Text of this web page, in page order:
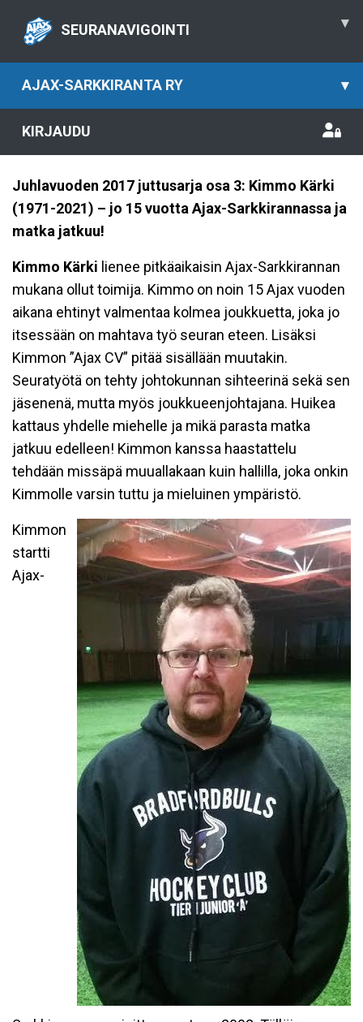
SEURANAVIGOINTI ▾
AJAX-SARKKIRANTA RY ▾
KIRJAUDU
Juhlavuoden 2017 juttusarja osa 3: Kimmo Kärki
(1971-2021) – jo 15 vuotta Ajax-Sarkkirannassa ja
matka jatkuu!
Kimmo Kärki lienee pitkäaikaisin Ajax-Sarkkirannan
mukana ollut toimija. Kimmo on noin 15 Ajax vuoden
aikana ehtinyt valmentaa kolmea joukkuetta, joka jo
itsessään on mahtava työ seuran eteen. Lisäksi
Kimmon ”Ajax CV” pitää sisällään muutakin.
Seuratyötä on tehty johtokunnan sihteerinä sekä sen
jäsenenä, mutta myös joukkueenjohtajana. Huikea
kattaus yhdelle miehelle ja mikä parasta matka
jatkuu edelleen! Kimmon kanssa haastattelu
tehdään missäpä muuallakaan kuin hallilla, joka onkin
Kimmolle varsin tuttu ja mieluinen ympäristö.
Kimmon
startti
Ajax-